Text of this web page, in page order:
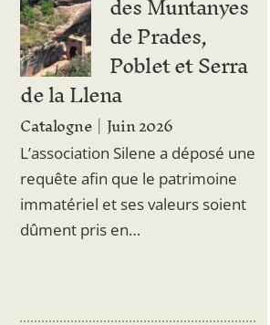
de Prades,
Poblet et Serra
de la Llena
Catalogne Juin 2026
L’association Silene a déposé une
requête afin que le patrimoine
immatériel et ses valeurs soient
dûment pris en…